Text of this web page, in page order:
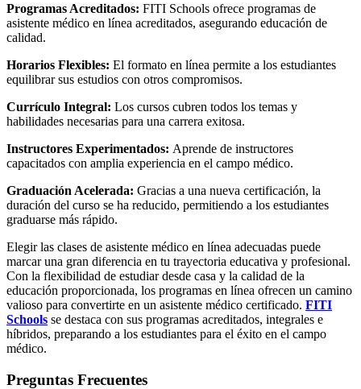
Programas Acreditados: FITI Schools ofrece programas de
asistente médico en línea acreditados, asegurando educación de
calidad.
Horarios Flexibles: El formato en línea permite a los estudiantes
equilibrar sus estudios con otros compromisos.
Currículo Integral: Los cursos cubren todos los temas y
habilidades necesarias para una carrera exitosa.
Instructores Experimentados: Aprende de instructores
capacitados con amplia experiencia en el campo médico.
Graduación Acelerada: Gracias a una nueva certificación, la
duración del curso se ha reducido, permitiendo a los estudiantes
graduarse más rápido.
Elegir las clases de asistente médico en línea adecuadas puede
marcar una gran diferencia en tu trayectoria educativa y profesional.
Con la flexibilidad de estudiar desde casa y la calidad de la
educación proporcionada, los programas en línea ofrecen un camino
valioso para convertirte en un asistente médico certificado. FITI
Schools se destaca con sus programas acreditados, integrales e
híbridos, preparando a los estudiantes para el éxito en el campo
médico.
Preguntas Frecuentes